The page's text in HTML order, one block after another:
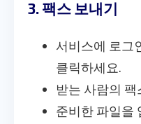
3. 팩스 보내기
서비스에 로그
클릭하세요.
받는 사람의
준비한 파일을